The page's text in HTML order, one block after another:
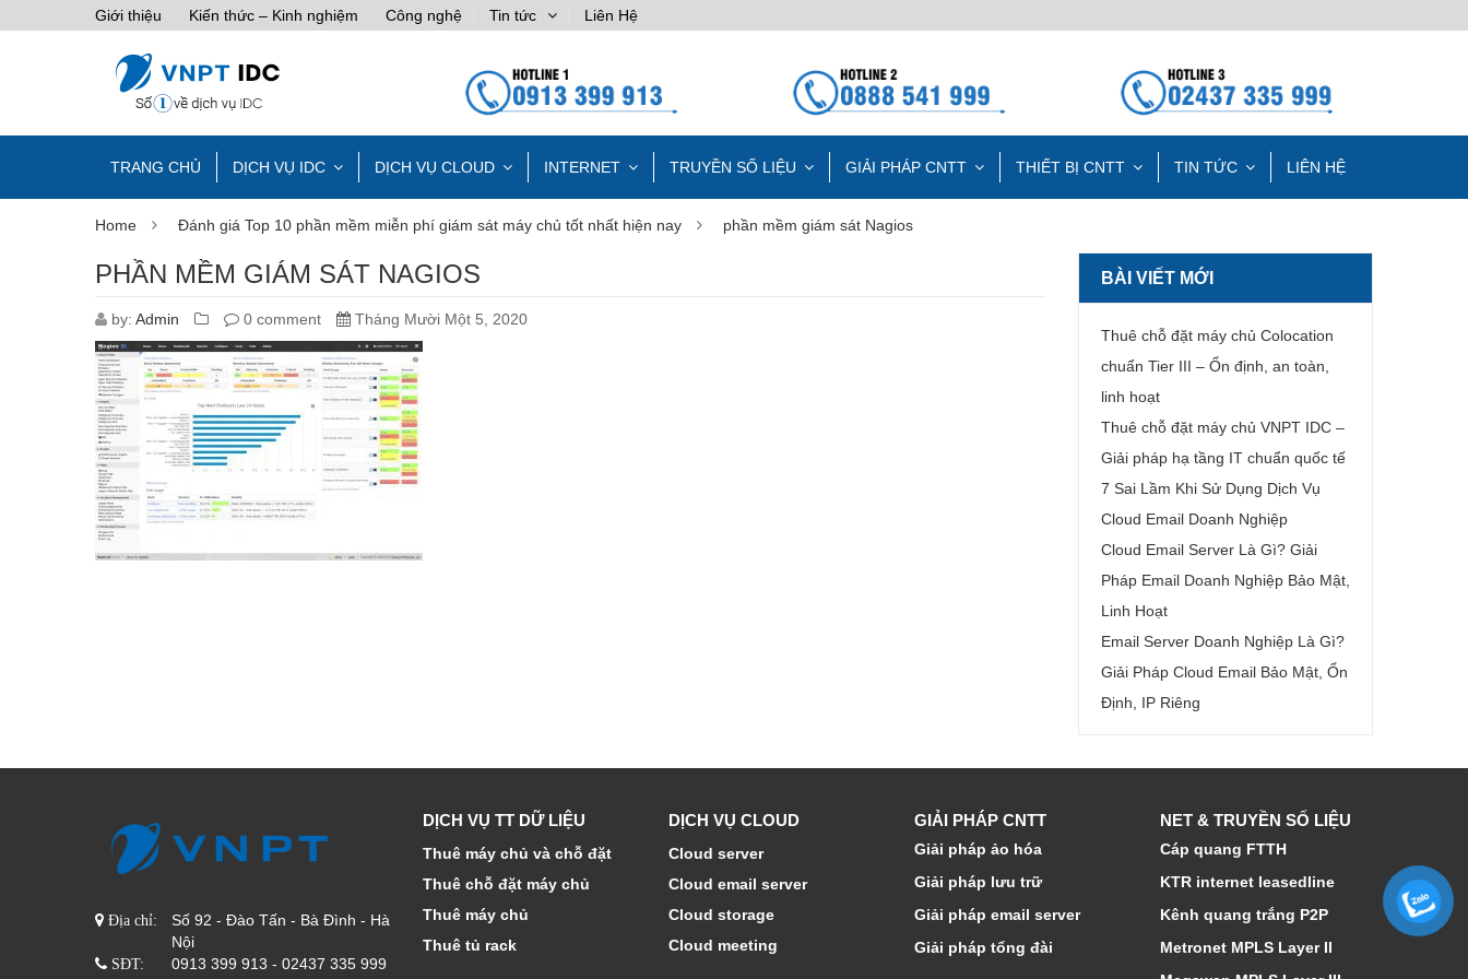
Giới thiệu Kiến thức – Kinh nghiệm Công nghệ Tin tức Liên Hệ
TRANG CHỦ DỊCH VỤ IDC DỊCH VỤ CLOUD INTERNET TRUYỀN SỐ LIỆU GIẢI PHÁP CNTT THIẾT BỊ CNTT TIN TỨC LIÊN HỆ
Home Đánh giá Top 10 phần mềm miễn phí giám sát máy chủ tốt nhất hiện nay phần mềm giám sát Nagios
PHẦN MỀM GIÁM SÁT NAGIOS
by: Admin 0 comment Tháng Mười Một 5, 2020
BÀI VIẾT MỚI
Thuê chỗ đặt máy chủ Colocation
chuẩn Tier III – Ổn định, an toàn,
linh hoạt
Thuê chỗ đặt máy chủ VNPT IDC –
Giải pháp hạ tầng IT chuẩn quốc tế
7 Sai Lầm Khi Sử Dụng Dịch Vụ
Cloud Email Doanh Nghiệp
Cloud Email Server Là Gì? Giải
Pháp Email Doanh Nghiệp Bảo Mật,
Linh Hoạt
Email Server Doanh Nghiệp Là Gì?
Giải Pháp Cloud Email Bảo Mật, Ổn
Định, IP Riêng
Địa chỉ:
Số 92 - Đào Tấn - Bà Đình - Hà
Nội
SĐT: 0913 399 913 - 02437 335 999
DỊCH VỤ TT DỮ LIỆU
Thuê máy chủ và chỗ đặt
Thuê chỗ đặt máy chủ
Thuê máy chủ
Thuê tủ rack
DỊCH VỤ CLOUD
Cloud server
Cloud email server
Cloud storage
Cloud meeting
GIẢI PHÁP CNTT
Giải pháp ảo hóa
Giải pháp lưu trữ
Giải pháp email server
Giải pháp tổng đài
NET & TRUYỀN SỐ LIỆU
Cáp quang FTTH
KTR internet leasedline
Kênh quang trắng P2P
Metronet MPLS Layer II